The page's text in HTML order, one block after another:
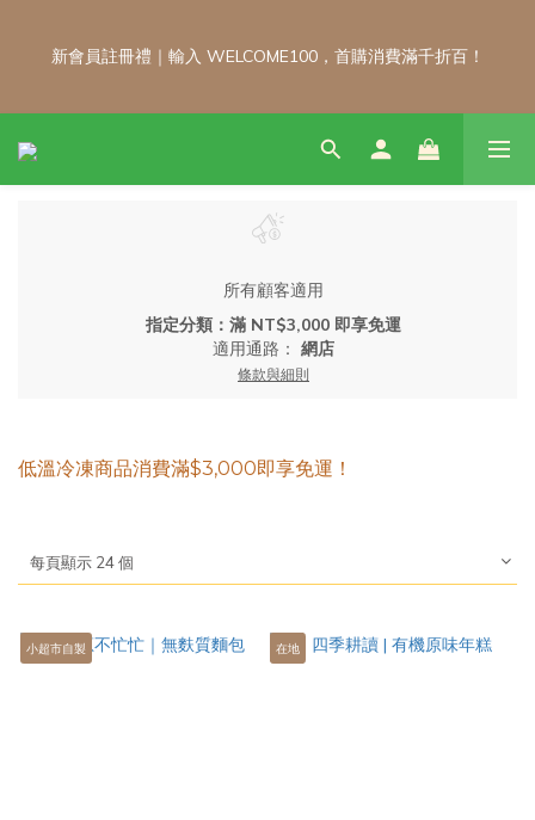
新會員註冊禮｜輸入 WELCOME100，首購消費滿千折百！
新會員註冊禮｜輸入 WELCOME100，首購消費滿千折百！
\ 免運門檻調整公告 / 6月1日起，常溫商品消費滿2,000免運！低溫
商品消費滿3,000免運！（僅限本島）
會員日官網下單：自製無麩麵包、餅乾甜點、冷凍料理包通通享優
惠！
所有顧客適用
指定分類：滿 NT$3,000 即享免運
適用通路： 網店
條款與細則
低溫冷凍商品消費滿$3,000即享免運！
每頁顯示 24 個
小超市自製 在地